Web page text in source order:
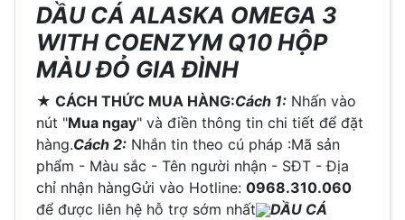
DẦU CÁ ALASKA OMEGA 3
WITH COENZYM Q10 HỘP
MÀU ĐỎ GIA ĐÌNH
★ CÁCH THỨC MUA HÀNG:Cách 1: Nhấn vào
nút "Mua ngay" và điền thông tin chi tiết để đặt
hàng.Cách 2: Nhắn tin theo cú pháp :Mã sản
phẩm - Màu sắc - Tên người nhận - SĐT - Địa
chỉ nhận hàngGửi vào Hotline: 0968.310.060
để được liên hệ hỗ trợ sớm nhất
DẦU CÁ